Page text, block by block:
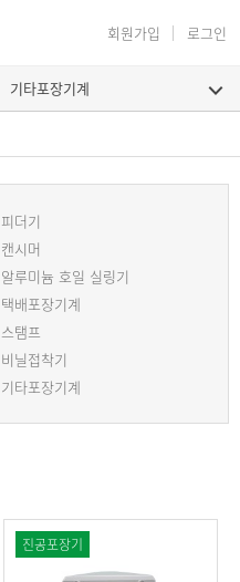
회원가입 로그인
기타포장기계
피더기
캔시머
알루미늄 호일 실링기
택배포장기계
스탬프
비닐접착기
기타포장기계
진공포장기